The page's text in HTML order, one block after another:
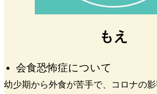
もえ
会食恐怖症について
幼少期から外食が苦手で、コロナの